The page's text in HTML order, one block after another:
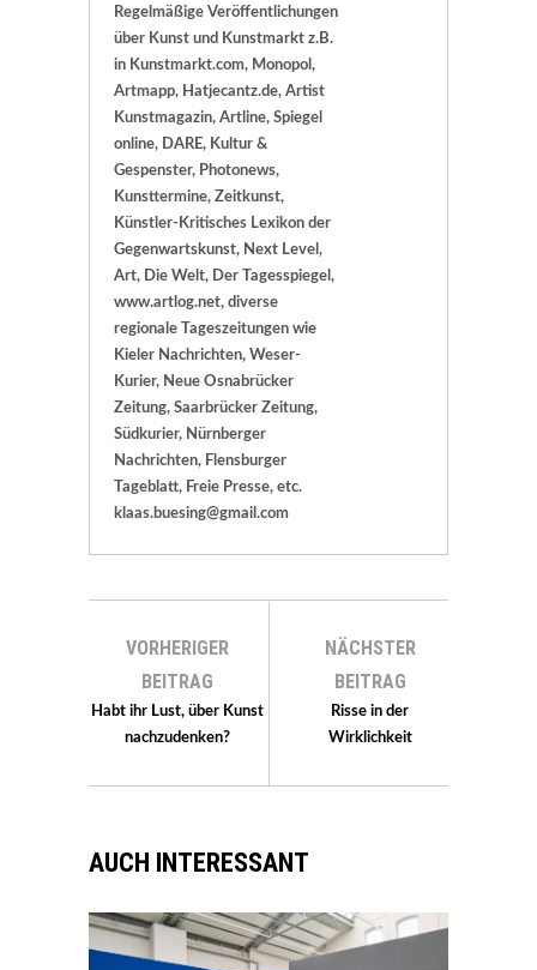
Regelmäßige Veröffentlichungen
über Kunst und Kunstmarkt z.B.
in Kunstmarkt.com, Monopol,
Artmapp, Hatjecantz.de, Artist
Kunstmagazin, Artline, Spiegel
online, DARE, Kultur &
Gespenster, Photonews,
Kunsttermine, Zeitkunst,
Künstler-Kritisches Lexikon der
Gegenwartskunst, Next Level,
Art, Die Welt, Der Tagesspiegel,
www.artlog.net, diverse
regionale Tageszeitungen wie
Kieler Nachrichten, Weser-
Kurier, Neue Osnabrücker
Zeitung, Saarbrücker Zeitung,
Südkurier, Nürnberger
Nachrichten, Flensburger
Tageblatt, Freie Presse, etc.
klaas.buesing@gmail.com
VORHERIGER
BEITRAG
Habt ihr Lust, über Kunst
nachzudenken?
NÄCHSTER
BEITRAG
Risse in der
Wirklichkeit
AUCH INTERESSANT